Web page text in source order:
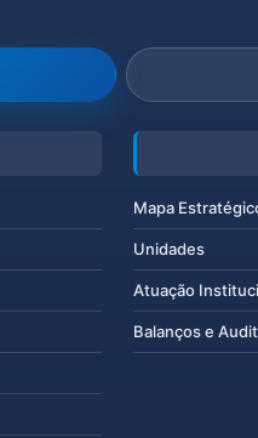
Mapa
Unidades
Atuação
Balanços e